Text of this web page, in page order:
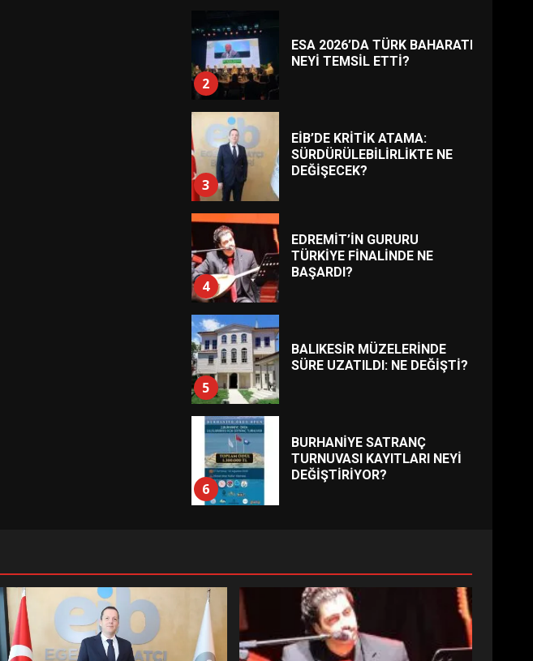
2
ESA 2026’DA TÜRK BAHARATI
NEYİ TEMSİL ETTİ?
3
EİB’DE KRİTİK ATAMA:
SÜRDÜRÜLEBİLİRLİKTE NE
DEĞİŞECEK?
4
EDREMİT’İN GURURU
TÜRKİYE FİNALİNDE NE
BAŞARDI?
5
BALIKESİR MÜZELERİNDE
SÜRE UZATILDI: NE DEĞİŞTİ?
6
BURHANİYE SATRANÇ
TURNUVASI KAYITLARI NEYİ
DEĞİŞTİRİYOR?
7
YÖNETİM NASIL ŞEKİLLENDİ?
AYVALIK SU MİRASI İÇİN